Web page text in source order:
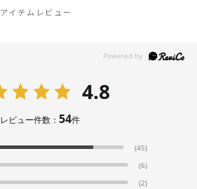
アイテムレビュー
4.8
レビュー件数： 54件
(45)
(6)
(2)